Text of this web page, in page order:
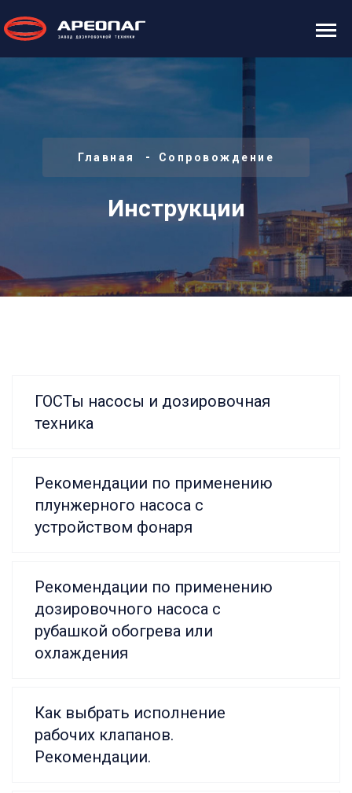
Главная Сопровождение
Инструкции
ГОСТы насосы и дозировочная
техника
Рекомендации по применению
плунжерного насоса с
устройством фонаря
Рекомендации по применению
дозировочного насоса с
рубашкой обогрева или
охлаждения
Как выбрать исполнение
рабочих клапанов.
Рекомендации.